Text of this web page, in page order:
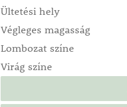
Ültetési hely
Végleges magasság
Lombozat színe
Virág színe